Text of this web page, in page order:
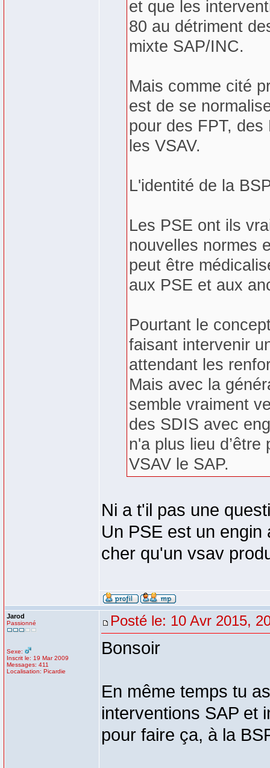
et que les
80 au détriment
mixte SAP/INC.
Mais comme cité
est de se
pour des FPT,
les VSAV.
L'identité de la
Les PSE ont ils
nouvelles normes
peut être
aux PSE et aux
Pourtant le
faisant intervenir
attendant les
Mais avec la
semble vraiment
des SDIS avec
n'a plus lieu
VSAV le SAP.
Ni a t'il pas une
Un PSE est un
cher qu'un vsav
Jarod
Passionné
Sexe:
Inscrit le: 19 Mar 2009
Messages: 411
Localisation: Picardie
Posté le: 10 Avr 2015,
Bonsoir
En même temps tu
interventions SAP et
pour faire ça, à la